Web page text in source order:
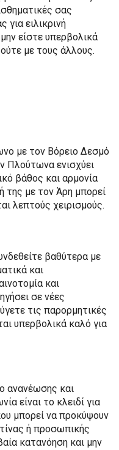
σας
για ειλικρινή
είστε υπερβολικά
με τους άλλους.
με τον Βόρειο Δεσμό
Πλούτωνα ενισχύει
βάθος και αρμονία
της με τον Άρη μπορεί
λεπτούς χειρισμούς.
βαθύτερα με
και
και
σε νέες
τις παρορμητικές
υπερβολικά καλό για
ανανέωσης και
είναι το κλειδί για
μπορεί να προκύψουν
ή προσωπικής
κατανόηση και μην